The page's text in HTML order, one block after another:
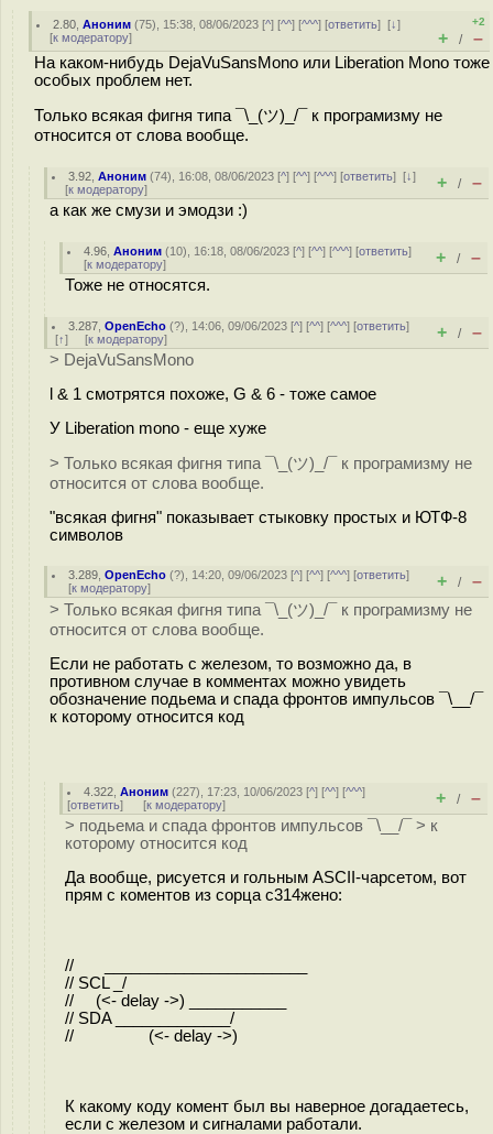
2.80 ,Аноним (75), 15:38, 08/06/2023 [^] [^^] [^^^] [ответить][↓]
[к модератору]
+2
+ / –
На каком-нибудь DejaVuSansMono или Liberation Mono тоже
особых проблем нет.
Только всякая фигня типа ¯\_(ツ)_/¯ к програмизму не
относится от слова вообще.
3.92 ,Аноним (74), 16:08, 08/06/2023 [^] [^^] [^^^] [ответить][↓]
[к модератору] + / –
а как же смузи и эмодзи :)
4.96 ,Аноним (10), 16:18, 08/06/2023 [^] [^^] [^^^] [ответить]
[к модератору] + / –
Тоже не относятся.
3.287 ,OpenEcho (?), 14:06, 09/06/2023 [^] [^^] [^^^] [ответить]
[↑] [к модератору] + / –
> DejaVuSansMono
l & 1 смотрятся похоже, G & 6 - тоже самое
У Liberation mono - еще хуже
> Только всякая фигня типа ¯\_(ツ)_/¯ к програмизму не
относится от слова вообще.
"всякая фигня" показывает стыковку простых и ЮТФ-8
символов
3.289 ,OpenEcho (?), 14:20, 09/06/2023 [^] [^^] [^^^] [ответить]
[к модератору] + / –
> Только всякая фигня типа ¯\_(ツ)_/¯ к програмизму не
относится от слова вообще.
Если не работать с железом, то возможно да, в
противном случае в комментах можно увидеть
обозначение подьема и спада фронтов импульсов ¯\__/¯
к которому относится код
4.322 ,Аноним (227), 17:23, 10/06/2023 [^] [^^] [^^^]
[ответить] [к модератору] + / –
> подьема и спада фронтов импульсов ¯\__/¯ > к
которому относится код
Да вообще, рисуется и гольным ASCII-чарсетом, вот
прям с коментов из сорца с314жено:
// _______________________
// SCL _/
// (<- delay ->) ___________
// SDA _____________/
// (<- delay ->)
К какому коду комент был вы наверное догадаетесь,
если с железом и сигналами работали.